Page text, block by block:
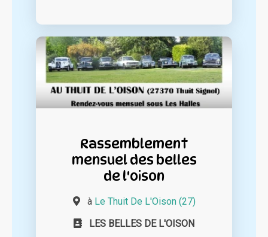
Rassemblement
mensuel des belles
de l'oison
à Le Thuit De L'Oison (27)
LES BELLES DE L'OISON